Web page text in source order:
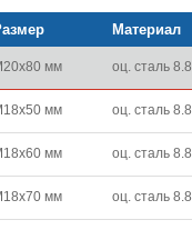
Материал
мм оц. сталь 8.8
мм оц. сталь 8.8
мм оц. сталь 8.8
мм оц. сталь 8.8